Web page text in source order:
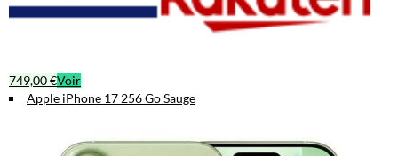
749,00 €Voir
Apple iPhone 17 256 Go Sauge